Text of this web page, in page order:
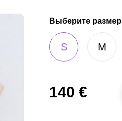
Выберите размер
S M
140 €